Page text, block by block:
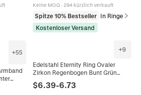
Keine MOQ · 294 kürzlich verkauft
Spitze 10% Bestseller In Ringe
Kostenloser Versand
+55 +9
Edelstahl Eternity Ring Ovaler
Zirkon Regenbogen Bunt Grün
Für Damen
$6.39-6.73